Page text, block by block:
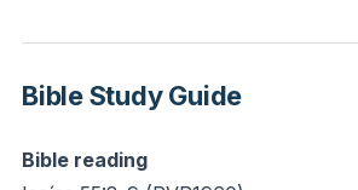
La justicia se muestra a través de
la Trinidad. El Padre funge como
sienta las normas morales y
conforme a su santidad; el Hijo
Bible Study Guide
Bible reading